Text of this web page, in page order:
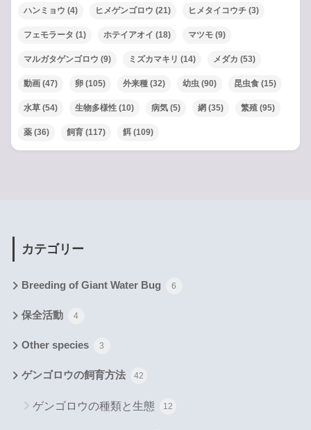
ハンミョウ (4) ヒメゲンゴロウ (21) ヒメタイコウチ (3)
フェモラータ (1) ホテイアオイ (18) マツモ (9)
マルガタゲンゴロウ (9) ミズカマキリ (14) メダカ (53)
動画 (47) 卵 (105) 外来種 (32) 幼虫 (90) 昆虫食 (15)
水草 (54) 生物多様性 (10) 病気 (5) 網 (35) 繁殖 (95)
薬 (36) 飼育 (117) 餌 (109)
カテゴリー
Breeding of Giant Water Bug 6
保全活動 4
Other species 3
ゲンゴロウの飼育方法 42
ゲンゴロウの種類と生態 12